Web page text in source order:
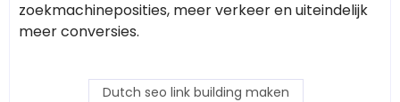
zoekmachineposities, meer verkeer en uiteindelijk
meer conversies.
Dutch seo link building maken